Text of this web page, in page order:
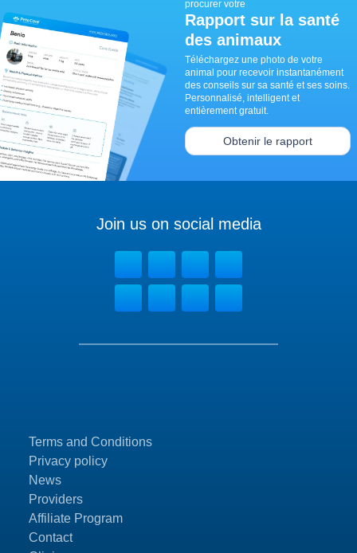
procurer votre
Rapport sur la santé
des animaux
Téléchargez une photo de votre
animal pour recevoir instantanément
des conseils sur sa santé et ses soins.
Personnalisé, intelligent et
entièrement gratuit.
Obtenir le rapport
Terms and Conditions
Privacy policy
News
Providers
Affiliate Program
Contact
Join us on social media